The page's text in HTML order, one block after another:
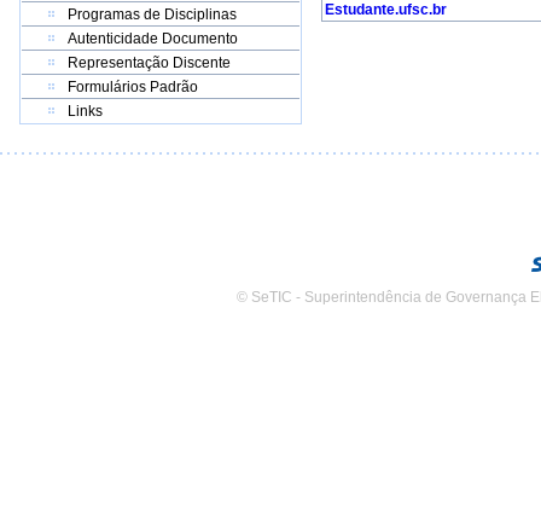
Programas de Disciplinas
Autenticidade Documento
Representação Discente
Formulários Padrão
Links
Estudante.ufsc.br
© SeTIC - Superintendência de Governança